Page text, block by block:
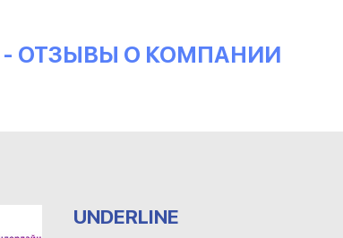
- ОТЗЫВЫ О КОМПАНИИ
UNDERLINE